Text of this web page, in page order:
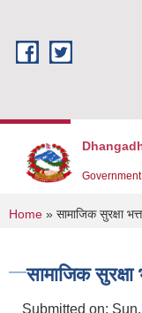
You are
Home » सामाजिक सुरक्षा
सामाजिक
Submitted on: